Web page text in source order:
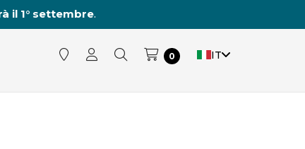
il 1° settembre.
0 IT